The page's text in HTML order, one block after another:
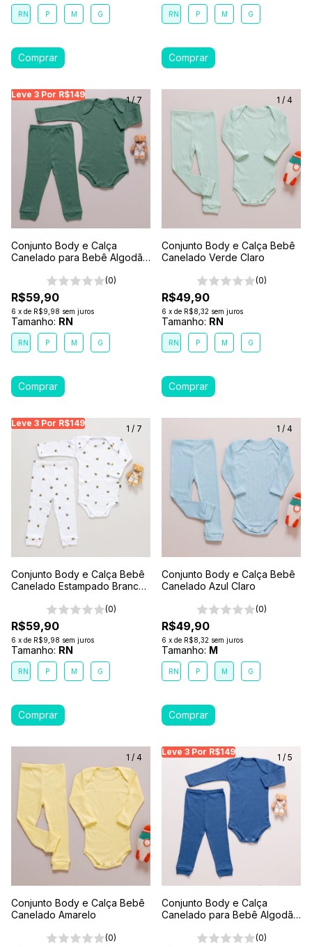
RN P M G RN P M G
Leve 3 Por R$149
Leve 3 Por R$149 Leve
1/7
Conjunto Body e Calça
Canelado para Bebê Algodão
(0)
R$59,90
6 x de R$9,98 sem juros
Tamanho: RN
RN P M G
1 / 4
Conjunto Body e Calça Bebê
Canelado Verde Claro
(0)
R$49,90
6 x de R$8,32 sem juros
Tamanho: RN
RN P M G
Leve 3 Por R$149
Leve 3 Por R$149 Leve
1 / 7
Conjunto Body e Calça Bebê
Canelado Estampado Branco-
(0)
R$59,90
6 x de R$9,98 sem juros
Tamanho: RN
RN P M G
1 / 4
Conjunto Body e Calça Bebê
Canelado Azul Claro
(0)
R$49,90
6 x de R$8,32 sem juros
Tamanho: M
RN P M G
1 / 4
Conjunto Body e Calça Bebê
Canelado Amarelo
(0)
Leve 3 Por R$149
Leve 3 Por R$149
1 / 5
Conjunto Body e Calça
Canelado para Bebê Algodão
(0)